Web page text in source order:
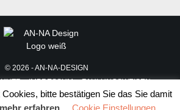
© 2026 - AN-NA-DESIGN
IMPRESSUM
ZAHLUNGSWEISEN
VERSAND, LIEFERUNG & RETOUREN
bitte bestätigen Sie das Sie damit
mehr erfahren Cookie Einstellungen